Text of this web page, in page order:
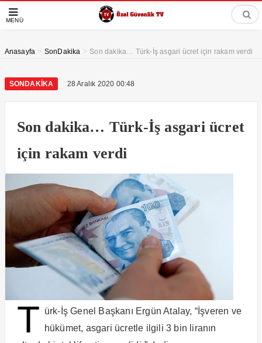
MENÜ
Anasayfa > SonDakika > Son dakika… Türk-İş asgari ücret için rakam verdi
SONDAKIKA 28 Aralık 2020 00:48
Son dakika… Türk-İş asgari ücret
için rakam verdi
T ürk-İş Genel Başkanı Ergün Atalay, “İşveren ve
hükümet, asgari ücretle ilgili 3 bin liranın